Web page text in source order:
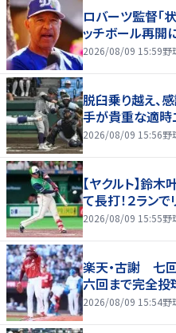
ロバーツ監督「
ッチボール再開
2026/08/09 15:59野
脱臼乗り越え、
手が貴重な適時
2026/08/09 15:56野
【ヤクルト】鈴
て長打！２ラン
2026/08/09 15:55野
楽天・古謝 七
六回まで完全投
2026/08/09 15:54野